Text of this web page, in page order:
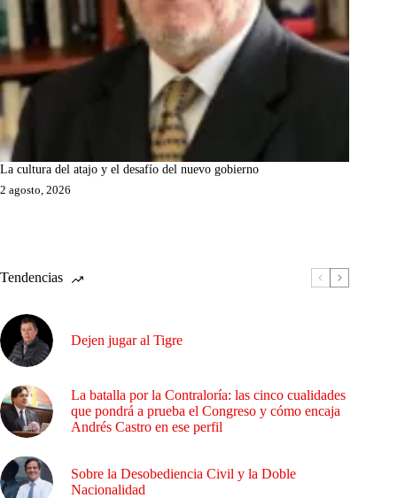
La cultura del atajo y el desafío del nuevo gobierno
2 agosto, 2026
Tendencias
Dejen jugar al Tigre
La batalla por la Contraloría: las cinco cualidades
que pondrá a prueba el Congreso y cómo encaja
Andrés Castro en ese perfil
Sobre la Desobediencia Civil y la Doble
Nacionalidad